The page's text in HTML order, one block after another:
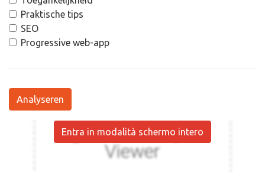
Praktische tips
SEO
Progressive web-app
Analyseren
Entra in modalità schermo intero